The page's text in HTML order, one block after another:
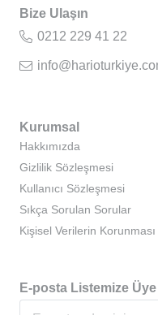
Bize Ulaşın
0212 229 41 22
Kurumsal
Hakkımızda
Gizlilik Sözleşmesi
Kullanıcı Sözleşmesi
Sıkça Sorulan Sorular
Kişisel Verilerin
E-posta Listemize